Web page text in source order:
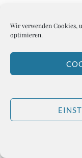
Wir verwenden Cookies,
optimieren.
110 Aufrufe
Roland Berger ist
108 Aufrufe